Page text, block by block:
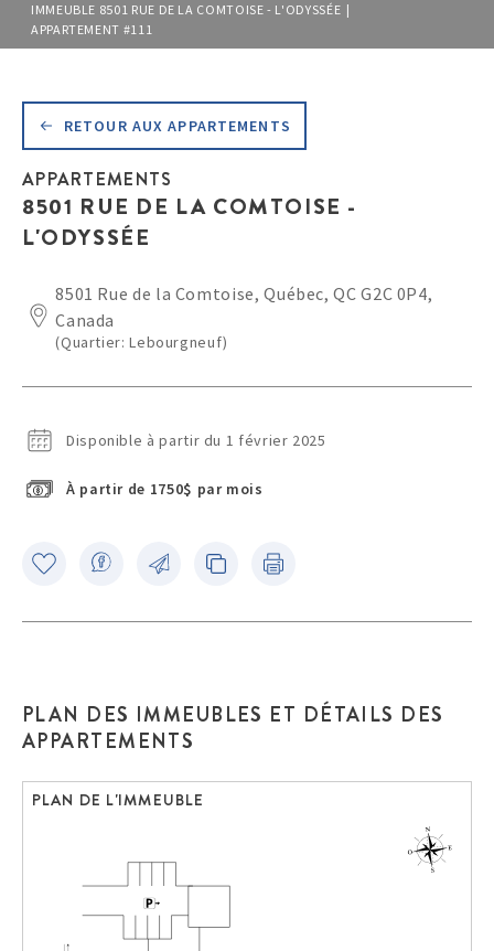
IMMEUBLE 8501 RUE DE LA COMTOISE - L'ODYSSÉE |
APPARTEMENT #111
APPARTEMENTS
8501 RUE DE LA COMTOISE -
L'ODYSSÉE
RETOUR AUX APPARTEMENTS
8501 Rue de la Comtoise, Québec, QC G2C 0P4,
Canada
(Quartier: Lebourgneuf)
Disponible à partir du 1 février 2025
À partir de 1750$ par mois
PLAN DES IMMEUBLES ET DÉTAILS DES
APPARTEMENTS
PLAN DE L'IMMEUBLE